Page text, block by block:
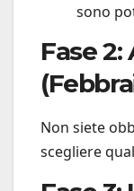
sono
Fase 2:
Non siete
scegliere